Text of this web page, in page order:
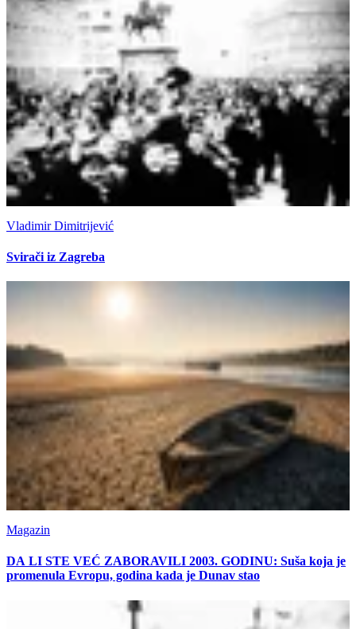
Vladimir Dimitrijević
Svirači iz Zagreba
Magazin
DA LI STE VEĆ ZABORAVILI 2003. GODINU: Suša koja je
promenula Evropu, godina kada je Dunav stao